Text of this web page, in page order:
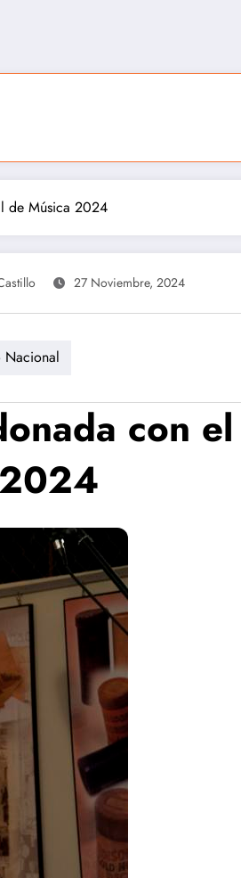
de Música 2024
27 Noviembre, 2024
Nacional
con el
de
en
Clara